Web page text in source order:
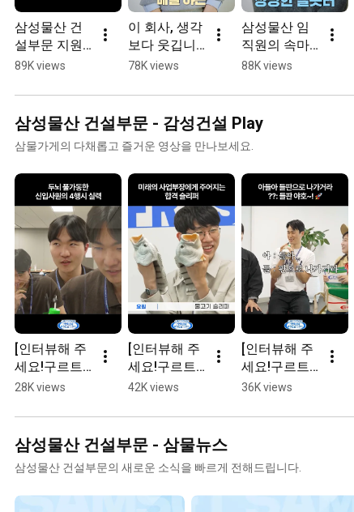
삼성물산 건
설부문 지원
이 고민이라
영상
89K views
이 회사, 생각
보다 웃깁니
다! 겉은 프로!
78K views
삼성물산 임
직원의 속마
음 대공개?
88K views
삼성물산 건설부문 - 감성건설 Play
삼물가게의 다채롭고 즐거운 영상을 만나보세요.
[인터뷰해 주
세요!구르트]
두뇌 풀가동
의 4행시 실
력
28K views
[인터뷰해 주
세요!구르트]
미래의 사업
어지는 합격
슬리퍼
42K views
[인터뷰해 주
세요!구르트]
👨: 아들아 들
거라 😎: 들판
36K views
삼성물산 건설부문 - 삼물뉴스
삼성물산 건설부문의 새로운 소식을 빠르게 전해드립니다.